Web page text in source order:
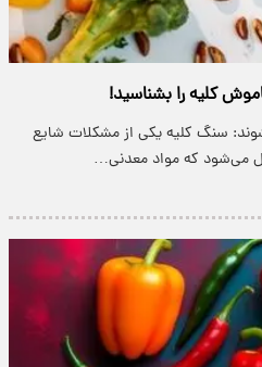
کلیه‌ را بشناسید!
سنگ کلیه یکی از مشکلات شایع
می‌شود که مواد معدنی…